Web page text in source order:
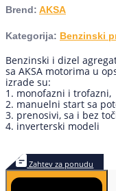
Brend: AKSA
Kategorija: Benzinski
Benzinski i dizel
sa AKSA motorima u
izrade su:
1. monofazni i trofazni,
2. manuelni start sa
3. prenosivi, sa i bez
4. inverterski modeli
Zahtev za ponudu